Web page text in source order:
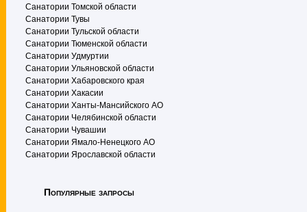
Санатории Томской области
Санатории Тувы
Санатории Тульской области
Санатории Тюменской области
Санатории Удмуртии
Санатории Ульяновской области
Санатории Хабаровского края
Санатории Хакасии
Санатории Ханты-Мансийского АО
Санатории Челябинской области
Санатории Чувашии
Санатории Ямало-Ненецкого АО
Санатории Ярославской области
Популярные запросы